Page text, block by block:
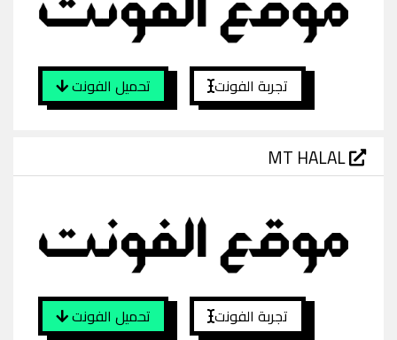
تحميل الفونت تجربة الفونت
MT HALAL
تحميل الفونت تجربة الفونت